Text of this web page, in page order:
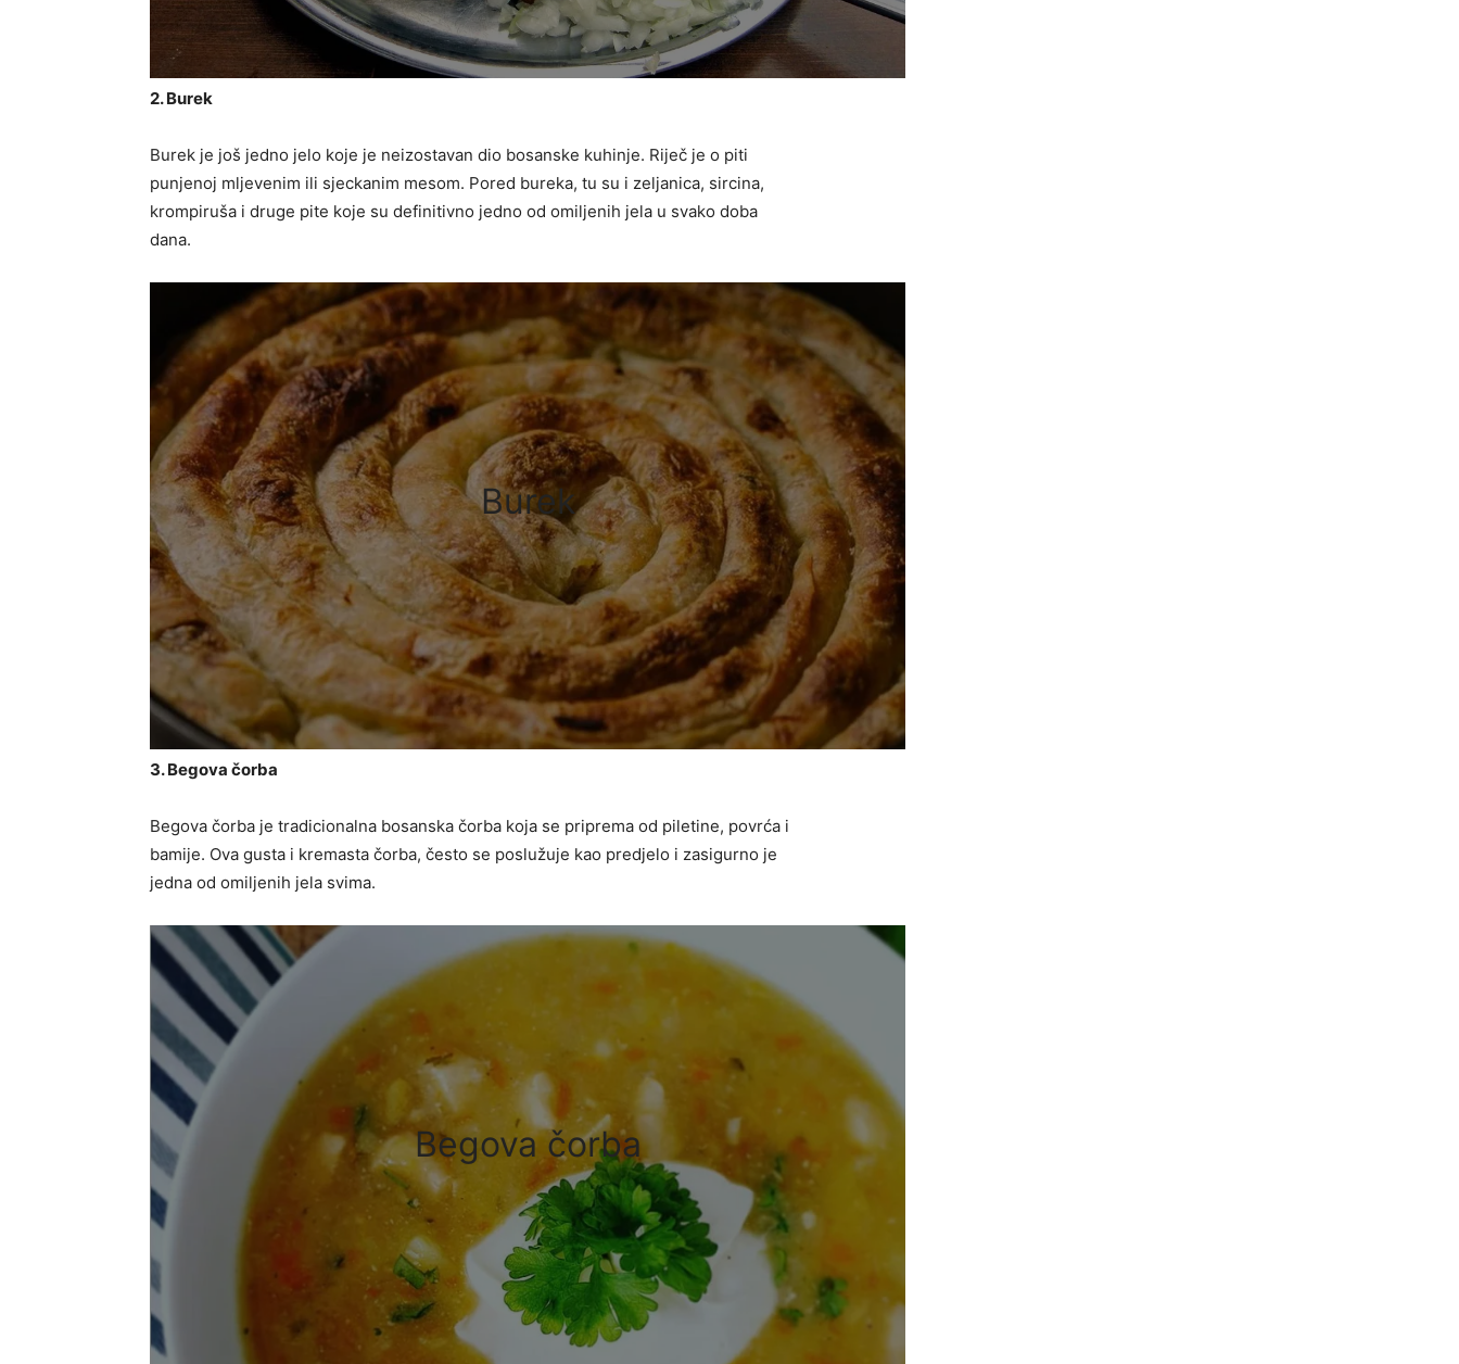
2. Burek
Burek je još jedno jelo koje je neizostavan dio bosanske kuhinje. Riječ je o piti
punjenoj mljevenim ili sjeckanim mesom. Pored bureka, tu su i zeljanica, sircina,
krompiruša i druge pite koje su definitivno jedno od omiljenih jela u svako doba
dana.
Burek
3. Begova čorba
Begova čorba je tradicionalna bosanska čorba koja se priprema od piletine, povrća i
bamije. Ova gusta i kremasta čorba, često se poslužuje kao predjelo i zasigurno je
jedna od omiljenih jela svima.
Begova čorba